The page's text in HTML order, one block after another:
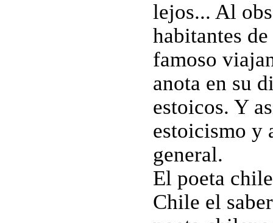
lejos... Al
habitantes
famoso
anota en su
estoicos. Y
estoicismo y
general.
El poeta
Chile el